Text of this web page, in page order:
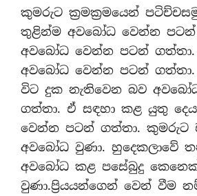
කුමරුට ක‍්‍රමක‍්‍රමයෙන්
තුළින්ම අවබෝධ වෙන්න පටන්
අවබෝධ වෙන්න පටන්
අවබෝධ වෙන්න පටන්
විට දුක නැතිවෙන බව
ගත්තා. ඒ සඳහා කළ යුතු
වෙන්න පටන් ගත්තා. කුමරුට
අවබෝධ වුණා. හුදෙකලාවේ
අවබෝධ කළ පසේබුදු
වුණා.ප්‍රියයන්ගෙන් වෙන් වීම